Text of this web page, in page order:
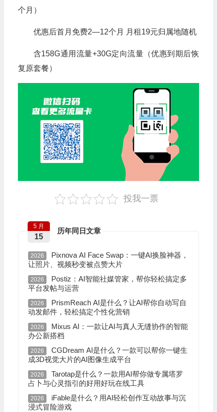
个月）
优惠后首月免费2—12个月 月租19元归属地随机
含158G通用流量+30G定向流量（优惠到期后恢
复原套餐）
投我一票
历年同日文章
5 月
15
2026
Pixnova AI Face Swap：一键AI换脸神器，
让照片、视频秒变被点赞大片
2026
Postiz：AI智能社媒管家，帮你轻松搞定多
平台发帖与运营
2026
PrismReach AI是什么？让AI帮你自动写自
动发邮件，轻松搞定个性化营销
2026
Mixus AI：一款让AI与真人无缝协作的智能
办公新搭档
2026
CGDream AI是什么？一款可以帮你一键生
成3D视觉大片的AI图像生成平台
2026
Tarotap是什么？一款用AI帮你做专属塔罗
占卜与心灵指引的好用好玩在线工具
2026
iFable是什么？用AI轻松创作互动故事与沉
浸式冒险游戏